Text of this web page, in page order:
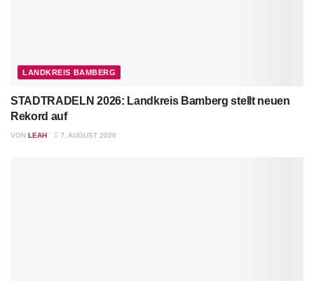
LANDKREIS BAMBERG
STADTRADELN 2026: Landkreis Bamberg stellt neuen
Rekord auf
VON LEAH 7. AUGUST 2026